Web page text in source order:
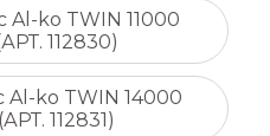
ko TWIN 11000
112830)
ko TWIN 14000
112831)